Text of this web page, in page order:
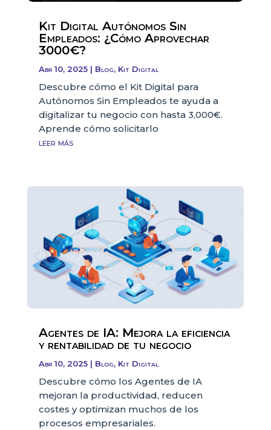
Kit Digital Autónomos Sin
Empleados: ¿Cómo Aprovechar
3000€?
Abr 10, 2025| Blog, Kit Digital
Descubre cómo el Kit Digital para
Autónomos Sin Empleados te ayuda a
digitalizar tu negocio con hasta 3,000€.
Aprende cómo solicitarlo
leer más
Agentes de IA: Mejora la eficiencia
y rentabilidad de tu negocio
Abr 10, 2025| Blog, Kit Digital
Descubre cómo los Agentes de IA
mejoran la productividad, reducen
costes y optimizan muchos de los
procesos empresariales.